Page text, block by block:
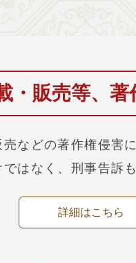
・販売等、 著
などの著作権侵害
はなく、刑事告訴
詳細はこちら